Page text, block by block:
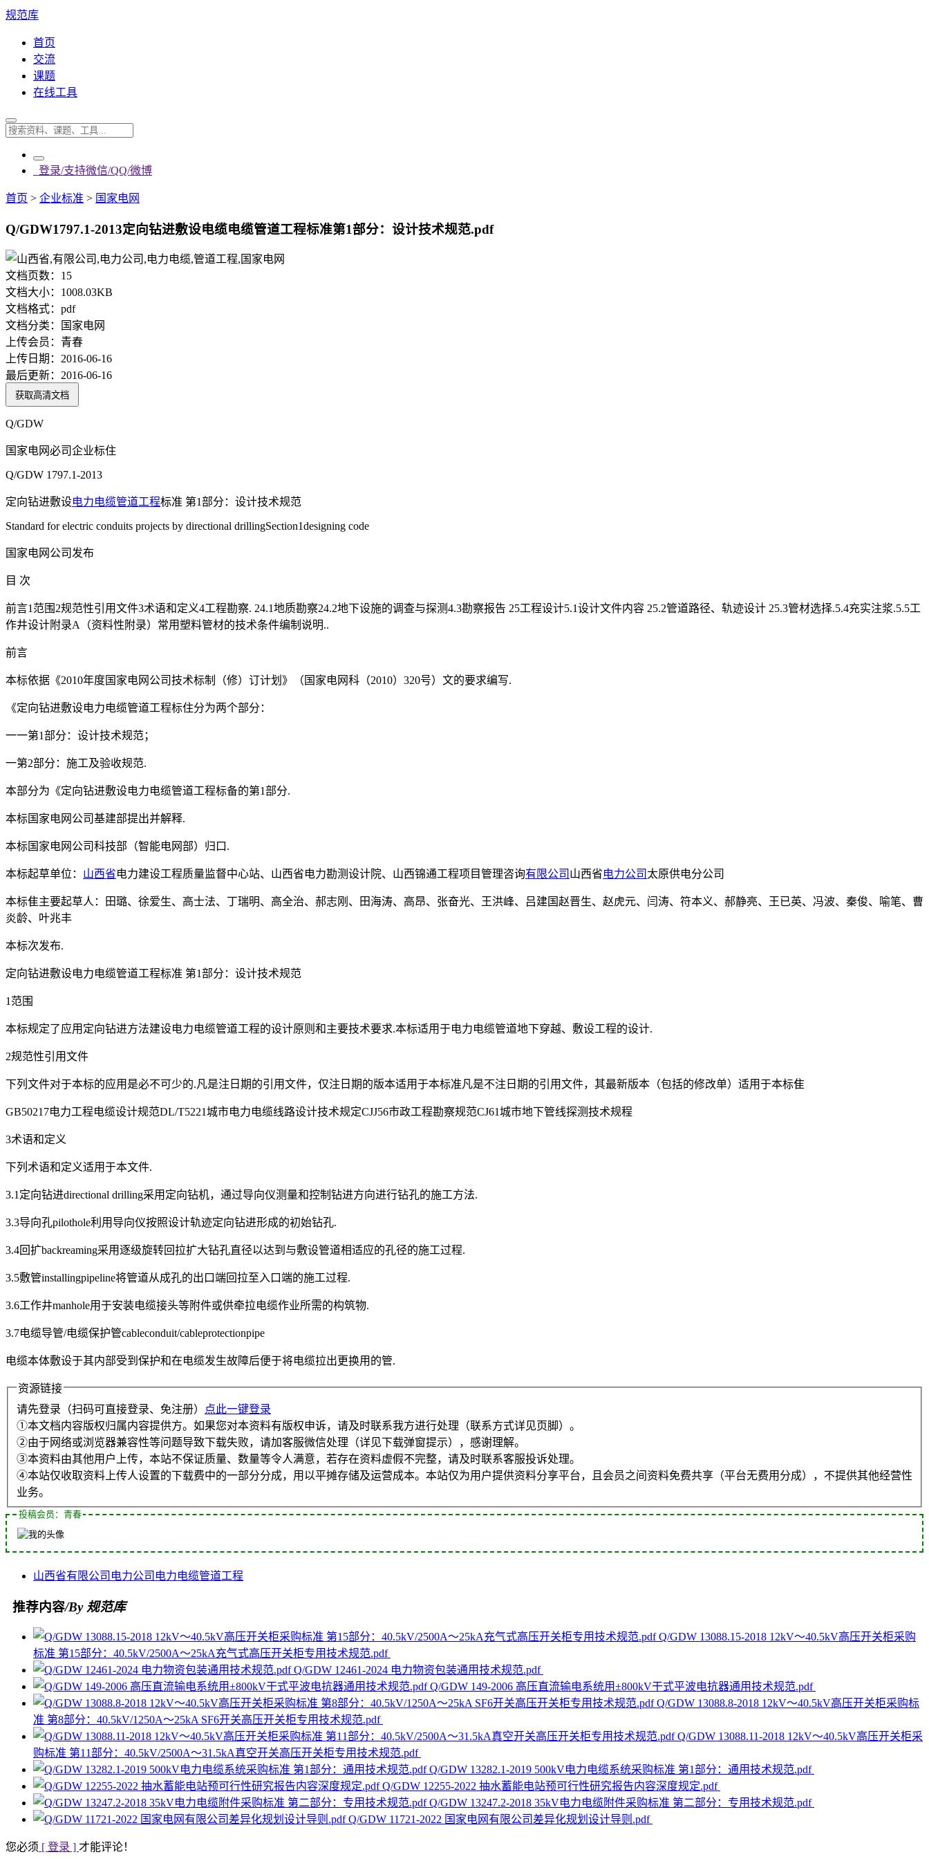
规范库
首页
交流
课题
在线工具
登录/支持微信/QQ/微博
首页 > 企业标准 > 国家电网
Q/GDW1797.1-2013定向钻进敷设电缆电缆管道工程标准第1部分：设计技术规范.pdf
文档页数： 15
文档大小： 1008.03KB
文档格式： pdf
文档分类：
国家电网
上传会员： 青春
上传日期： 2016-06-16
最后更新： 2016-06-16
获取高清文档
Q/GDW
国家电网必司企业标住
Q/GDW 1797.1-2013
定向钻进敷设电力电缆管道工程标准 第1部分：设计技术规范
Standard for electric conduits projects by directional drillingSection1designing code
国家电网公司发布
目 次
前言1范围2规范性引用文件3术语和定义4工程勘察. 24.1地质勘察24.2地下设施的调查与探测4.3勘察报告 25工程设计5.1设计文件内容 25.2管道路径、轨迹设计 25.3管材选择.5.4充实注浆.5.5工
作井设计附录A（资料性附录）常用塑料管材的技术条件编制说明..
前言
本标依据《2010年度国家电网公司技术标制（修）订计划》（国家电网科（2010）320号）文的要求编写.
《定向钻进敷设电力电缆管道工程标住分为两个部分：
一一第1部分：设计技术规范；
一第2部分：施工及验收规范.
本部分为《定向钻进敷设电力电缆管道工程标备的第1部分.
本标国家电网公司基建部提出并解释.
本标国家电网公司科技部（智能电网部）归口.
本标起草单位： 山西省电力建设工程质量监督中心站、山西省电力勘测设计院、山西锦通工程项目管理咨询有限公司 山西省电力公司 太原供电分公司
本标隹主要起草人：田璐、徐爱生、高士法、丁瑞明、高全治、郝志刚、田海涛、高昂、张奋光、王洪峰、吕建国赵晋生、赵虎元、闫涛、符本义、郝静亮、王已英、冯波、秦俊、喻笔、曹
炎龄、叶兆丰
本标次发布.
定向钻进敷设电力电缆管道工程标准 第1部分：设计技术规范
1范围
本标规定了应用定向钻进方法建设电力电缆管道工程的设计原则和主要技术要求.本标适用于电力电缆管道地下穿越、敷设工程的设计.
2规范性引用文件
下列文件对于本标的应用是必不可少的.凡是注日期的引用文件，仅注日期的版本适用于本标准凡是不注日期的引用文件，其最新版本（包括的修改单）适用于本标隹
GB50217电力工程电缆设计规范DL/T5221城市电力电缆线路设计技术规定CJJ56市政工程勘察规范CJ61城市地下管线探测技术规程
3术语和定义
下列术语和定义适用于本文件.
3.1定向钻进directional drilling采用定向钻机，通过导向仪测量和控制钻进方向进行钻孔的施工方法.
3.3导向孔pilothole利用导向仪按照设计轨迹定向钻进形成的初始钻孔.
3.4回扩backreaming采用逐级旋转回拉扩大钻孔直径以达到与敷设管道相适应的孔径的施工过程.
3.5敷管installingpipeline将管道从成孔的出口端回拉至入口端的施工过程.
3.6工作井manhole用于安装电缆接头等附件或供牵拉电缆作业所需的构筑物.
3.7电缆导管/电缆保护管cableconduit/cableprotectionpipe
电缆本体敷设于其内部受到保护和在电缆发生故障后便于将电缆拉出更换用的管.
资源链接
请先登录（扫码可直接登录、免注册）
点此一键登录
①本文档内容版权归属内容提供方。如果您对本资料有版权申诉，请及时联系我方进行处理（联系方式详见页脚）。
②由于网络或浏览器兼容性等问题导致下载失败，请加客服微信处理（详见下载弹窗提示），感谢理解。
③本资料由其他用户上传，本站不保证质量、数量等令人满意，若存在资料虚假不完整，请及时联系客服投诉处理。
④本站仅收取资料上传人设置的下载费中的一部分分成，用以平摊存储及运营成本。本站仅为用户提供资料分享平台，且会员之间资料免费共享（平台无费用分成），不提供其他经营性
业务。
投稿会员：青春
山西省有限公司 电力公司 电力电缆管道工程
推荐内容/By 规范库
Q/GDW 13088.15-2018 12kV～40.5kV高压开关柜采购
标准 第15部分：40.5kV/2500A～25kA充气式高压开关柜专用技术规范.pdf
Q/GDW 12461-2024 电力物资包装通用技术规范.pdf
Q/GDW 149-2006 高压直流输电系统用±800kV干式平波电抗器通用技术规范.pdf
Q/GDW 13088.8-2018 12kV～40.5kV高压开关柜采购标
准 第8部分：40.5kV/1250A～25kA SF6开关高压开关柜专用技术规范.pdf
Q/GDW 13088.11-2018 12kV～40.5kV高压开关柜采
购标准 第11部分：40.5kV/2500A～31.5kA真空开关高压开关柜专用技术规范.pdf
Q/GDW 13282.1-2019 500kV电力电缆系统采购标准 第1部分：通用技术规范.pdf
Q/GDW 12255-2022 抽水蓄能电站预可行性研究报告内容深度规定.pdf
Q/GDW 13247.2-2018 35kV电力电缆附件采购标准 第二部分：专用技术规范.pdf
Q/GDW 11721-2022 国家电网有限公司差异化规划设计导则.pdf
您必须 [ 登录 ] 才能评论！